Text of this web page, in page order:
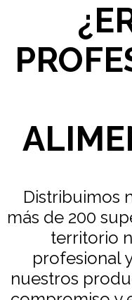
Distribuimos
más de 200
territorio
profesional
nuestros